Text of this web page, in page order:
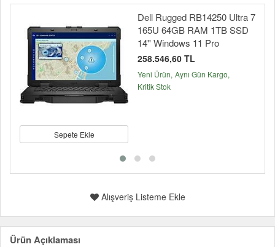
Sepete Ekle
Dell Rugged RB14250 Ultra 7
165U 64GB RAM 1TB SSD
14'' Windows 11 Pro
258.546,60 TL
Yeni Ürün Aynı Gün Kargo
Kritik Stok
Alışveriş Listeme Ekle
Ürün Açıklaması